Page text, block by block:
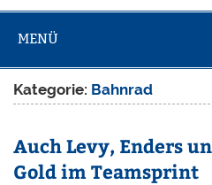
MENÜ
Kategorie: Bahnrad
Auch Levy, Enders
Gold im Teamsprint